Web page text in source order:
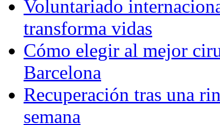
Voluntariado
transforma vidas
Cómo elegir al mejor
Barcelona
Recuperación tras una
semana